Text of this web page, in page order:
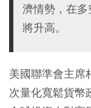
濟情勢，在
將升高。
美國聯準會主席
次量化寬鬆貨幣